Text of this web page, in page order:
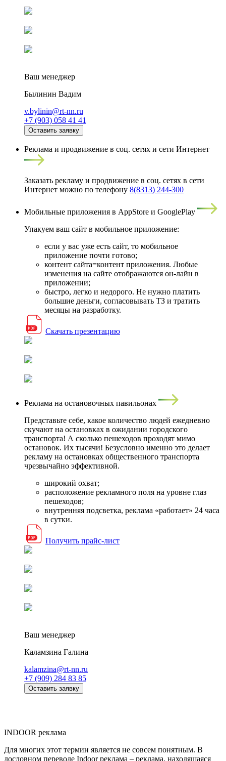
Ваш менеджер
Былинин Вадим
v.bylinin@rt-nn.ru
+7 (903) 058 41 41
Оставить заявку
Реклама и продвижение в соц. сетях и сети Интернет
Заказать рекламу и продвижение в соц. сетях в сети
Интернет можно по телефону 8(8313) 244-300
Мобильные приложения в AppStore и GooglePlay
Упакуем ваш сайт в мобильное приложение:
если у вас уже есть сайт, то мобильное
приложение почти готово;
контент сайта=контент приложения. Любые
изменения на сайте отображаются он-лайн в
приложении;
быстро, легко и недорого. Не нужно платить
большие деньги, согласовывать ТЗ и тратить
месяцы на разработку.
Скачать презентацию
Реклама на остановочных павильонах
Представьте себе, какое количество людей ежедневно
скучают на остановках в ожидании городского
транспорта! А сколько пешеходов проходят мимо
остановок. Их тысячи! Безусловно именно это делает
рекламу на остановках общественного транспорта
чрезвычайно эффективной.
широкий охват;
расположение рекламного поля на уровне глаз
пешеходов;
внутренняя подсветка, реклама «работает» 24 часа
в сутки.
Получить прайс-лист
Ваш менеджер
Каламзина Галина
kalamzina@rt-nn.ru
+7 (909) 284 83 85
Оставить заявку
INDOOR реклама
Для многих этот термин является не совсем понятным. В
дословном переводе Indoor реклама – реклама, находящаяся